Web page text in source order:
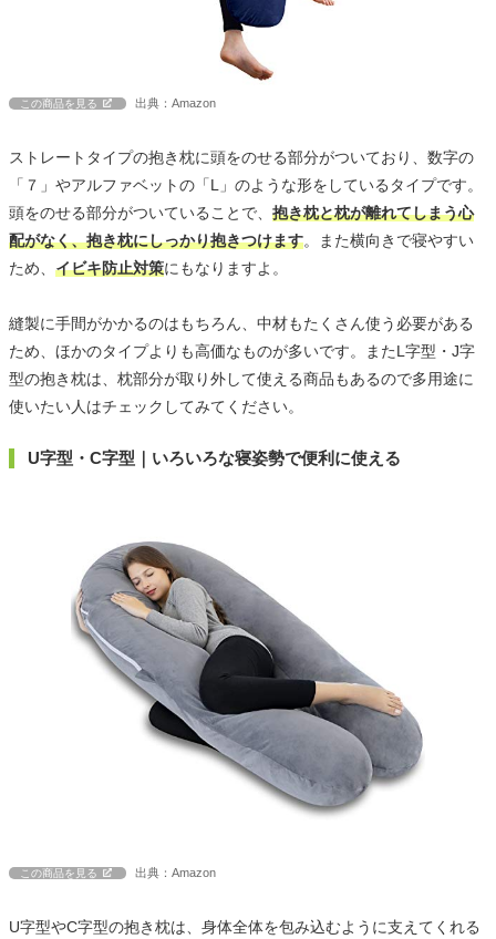
この商品を見る 出典：Amazon
ストレートタイプの抱き枕に頭をのせる部分がついており、数字の
「７」やアルファベットの「L」のような形をしているタイプです。
頭をのせる部分がついていることで、 抱き枕と枕が離れてしまう心
配がなく、抱き枕にしっかり抱きつけます。また横向きで寝やすい
ため、 イビキ防止対策にもなりますよ。
縫製に手間がかかるのはもちろん、中材もたくさん使う必要がある
ため、ほかのタイプよりも高価なものが多いです。またL字型・J字
型の抱き枕は、枕部分が取り外して使える商品もあるので多用途に
使いたい人はチェックしてみてください。
U字型・C字型｜いろいろな寝姿勢で便利に使える
この商品を見る 出典：Amazon
U字型やC字型の抱き枕は、身体全体を包み込むように支えてくれる